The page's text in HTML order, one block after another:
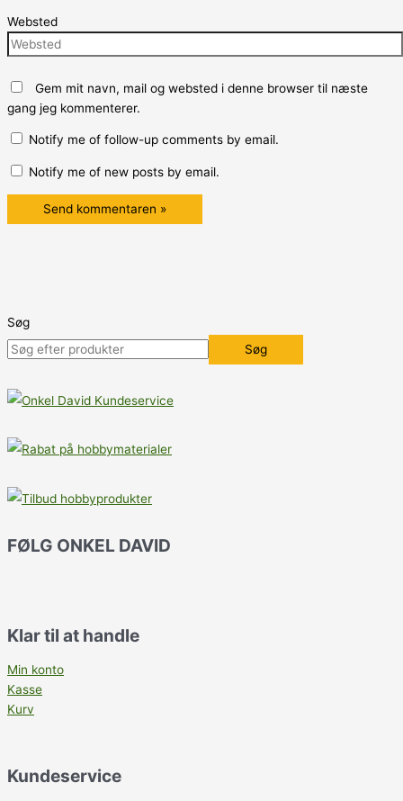
Websted
Gem mit navn, mail og websted i denne browser til næste
gang jeg kommenterer.
Notify me of follow-up comments by email.
Notify me of new posts by email.
Søg
Søg
FØLG ONKEL DAVID
Klar til at handle
Min konto
Kasse
Kurv
Kundeservice